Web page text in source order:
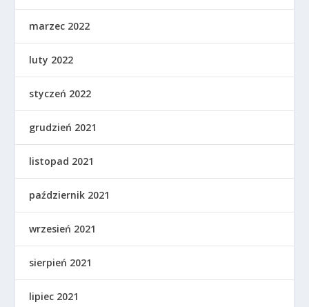
marzec 2022
luty 2022
styczeń 2022
grudzień 2021
listopad 2021
październik 2021
wrzesień 2021
sierpień 2021
lipiec 2021